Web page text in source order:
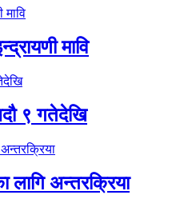
मावि
९ गतेदेखि
लागि अन्तरक्रिया